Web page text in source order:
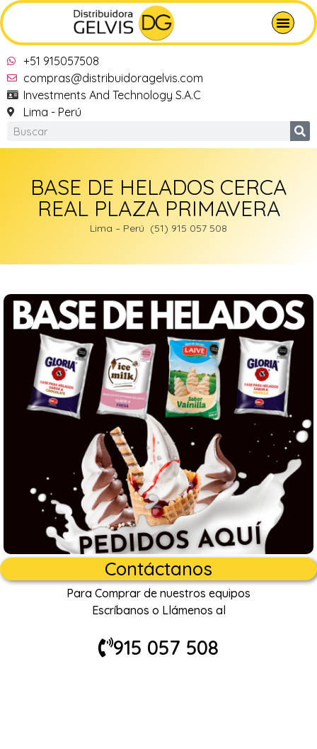
+51 915057508
compras@distribuidoragelvis.com
Investments And Technology S.A.C
Lima - Perú
BASE DE HELADOS CERCA
REAL PLAZA PRIMAVERA
Lima – Perú (51) 915 057 508
Contáctanos
Para Comprar de nuestros equipos
Escríbanos o Llámenos al
915 057 508